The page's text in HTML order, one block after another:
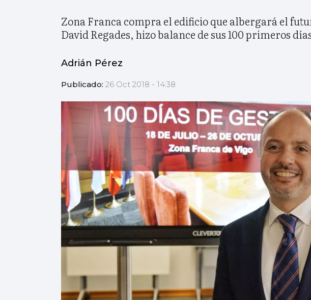
Zona Franca compra el edificio que albergará el
David Regades, hizo balance de sus 100 primeros
Adrián Pérez
Publicado: 26 Oct 2018 - 14:38